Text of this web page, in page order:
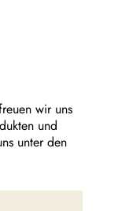
wir uns
und
unter den